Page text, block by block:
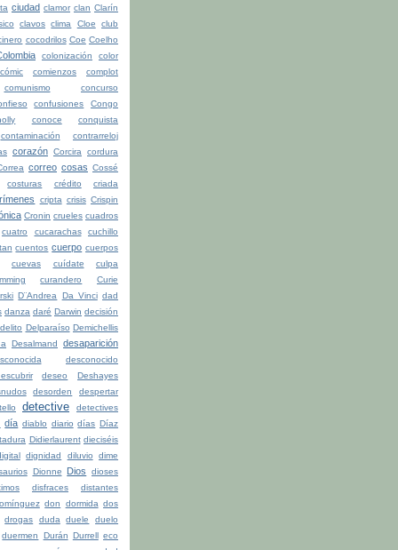
ciudad clamor clan Clarín
clavos clima Cloe
club
cocodrilos Coe Coelho
colonización
color
cómic
comienzos
complot
comunismo
concurso
confusiones
Congo
conoce
conquista
contaminación
contrarreloj
corazón Corcira
cordura
correo cosas Cossé
costuras
crédito criada
cripta crisis Crispin
Cronin crueles cuadros
cuatro
cucarachas
cuchillo
cuentos cuerpo cuerpos
cuevas
cuídate
culpa
curandero
Curie
D¨Andrea Da Vinci dad
danza daré Darwin decisión
delito Delparaíso Demichellis
Desalmand desaparición
desconocido
deseo
Deshayes
desorden
despertar
detective
detectives
día diablo diario días Díaz
Didierlaurent dieciséis
dignidad diluvio
dime
Dionne Dios
dioses
disfraces
distantes
don dormida dos
drogas
duda duele
duelo
duermen
Durán Durrell eco